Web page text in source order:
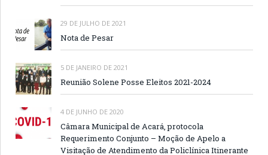
29 DE JULHO DE 2021
Nota de Pesar
5 DE JANEIRO DE 2021
Reunião Solene Posse Eleitos 2021-2024
4 DE JUNHO DE 2020
Câmara Municipal de Acará, protocola
Requerimento Conjunto – Moção de Apelo a
Visitação de Atendimento da Policlínica Itinerante